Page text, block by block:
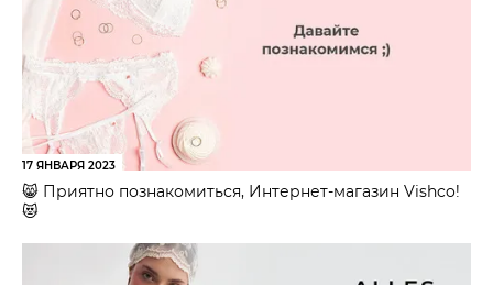
17 ЯНВАРЯ 2023
😸 Приятно познакомиться, Интернет-магазин Vishco!
😻